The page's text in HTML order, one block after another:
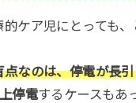
ケア児にとっても、
点なのは、停電が長
停電するケースもあ